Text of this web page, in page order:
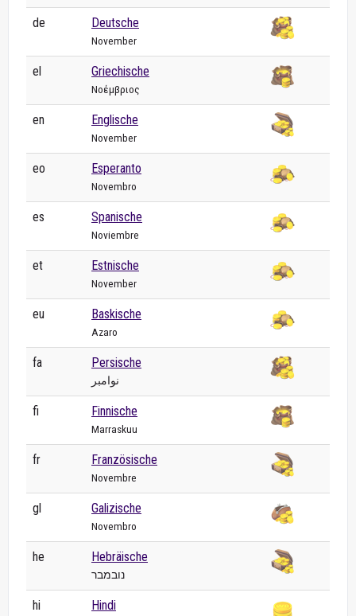
de Deutsche
November
el Griechische
Νοέμβριος
en Englische
November
eo Esperanto
Novembro
es Spanische
Noviembre
et Estnische
November
eu Baskische
Azaro
fa Persische
نوامبر
fi Finnische
Marraskuu
fr Französische
Novembre
gl Galizische
Novembro
he Hebräische
נובמבר
hi Hindi